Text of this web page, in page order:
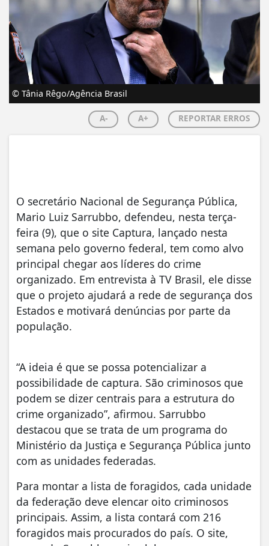
© Tânia Rêgo/Agência Brasil
A- A+ REPORTAR ERROS
O secretário Nacional de Segurança Pública,
Mario Luiz Sarrubbo, defendeu, nesta terça-
feira (9), que o site Captura, lançado nesta
semana pelo governo federal, tem como alvo
principal chegar aos líderes do crime
organizado. Em entrevista à TV Brasil, ele disse
que o projeto ajudará a rede de segurança dos
Estados e motivará denúncias por parte da
população.
“A ideia é que se possa potencializar a
possibilidade de captura. São criminosos que
podem se dizer centrais para a estrutura do
crime organizado”, afirmou. Sarrubbo
destacou que se trata de um programa do
Ministério da Justiça e Segurança Pública junto
com as unidades federadas.
Para montar a lista de foragidos, cada unidade
da federação deve elencar oito criminosos
principais. Assim, a lista contará com 216
foragidos mais procurados do país. O site,